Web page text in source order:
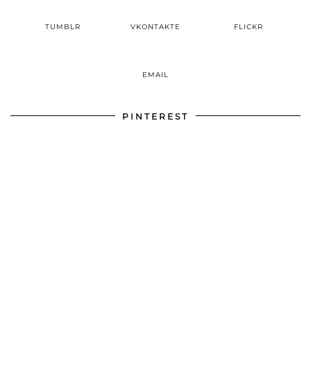
TUMBLR VKONTAKTE FLICKR
EMAIL
PINTEREST